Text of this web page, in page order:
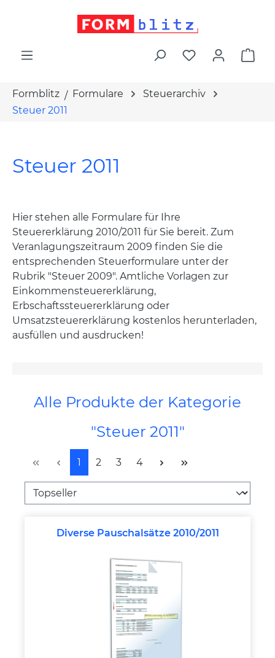
Formblitz Formulare
Steuerarchiv
Steuer 2011
Steuer 2011
Hier stehen alle Formulare für Ihre
Steuererklärung 2010/2011 für Sie bereit. Zum
Veranlagungszeitraum 2009 finden Sie die
entsprechenden Steuerformulare unter der
Rubrik "Steuer 2009". Amtliche Vorlagen zur
Einkommensteuererklärung,
Erbschaftssteuererklärung oder
Umsatzsteuererklärung kostenlos herunterladen,
ausfüllen und ausdrucken!
Alle Produkte der Kategorie
"Steuer 2011"
Seite
1 Seite
2 Seite
3 Seite
4
Diverse Pauschalsätze 2010/2011